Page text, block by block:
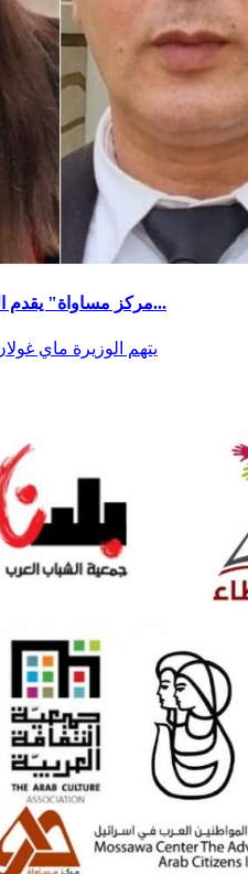
"مركز مساواة" يقدم التماسًا لإلغاء مناقصة تعيين مدير...
يتهم الوزيرة ماي